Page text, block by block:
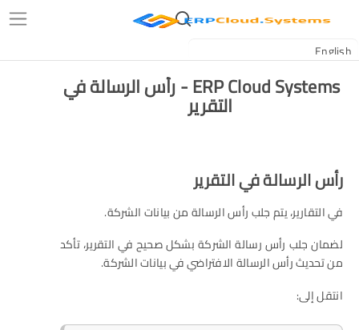
ERP Cloud Systems - رأس الرسالة في
التقرير
رأس الرسالة في التقرير
في التقارير، يتم جلب رأس الرسالة من بيانات الشركة.
لضمان جلب رأس رسالة الشركة بشكل صحيح في التقرير، تأكد
من تحديث رأس الرسالة الافتراضي في بيانات الشركة.
انتقل إلى: